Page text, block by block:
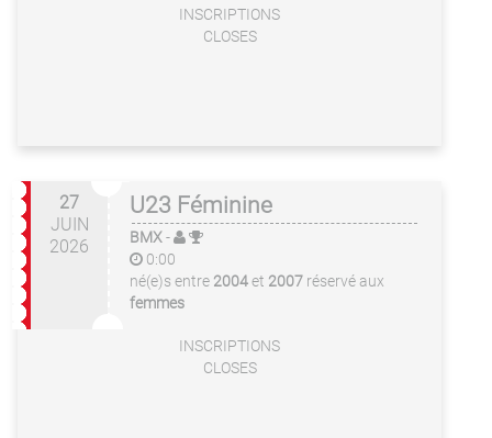
INSCRIPTIONS
CLOSES
27
JUIN
2026
U23 Féminine
BMX-
0:00
né(e)s entre 2004et 2007 réservé aux
femmes
INSCRIPTIONS
CLOSES